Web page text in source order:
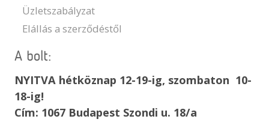
Üzletszabályzat
Elállás a szerződéstől
A bolt:
NYITVA hétköznap 12-19-ig, szombaton 10-
18-ig!
Cím: 1067 Budapest Szondi u. 18/a